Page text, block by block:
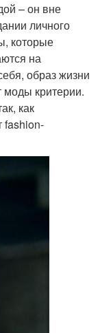
– он вне
личного
которые
на
образ жизни
моды критерии.
как
fashion-